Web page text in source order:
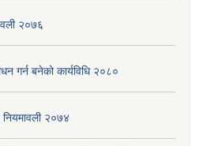
२०७६
गर्न बनेको कार्यविधि २०८०
नियमावली २०७४